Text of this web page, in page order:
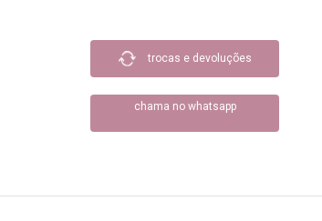
trocas e devoluções
chama no whatsapp